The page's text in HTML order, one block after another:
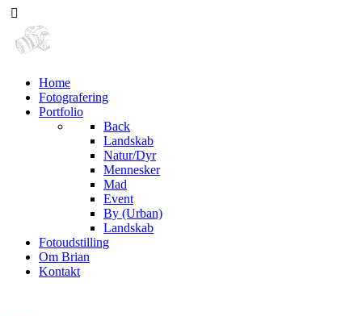
Home
Fotografering
Portfolio
Back
Landskab
Natur/Dyr
Mennesker
Mad
Event
By (Urban)
Landskab
Fotoudstilling
Om Brian
Kontakt